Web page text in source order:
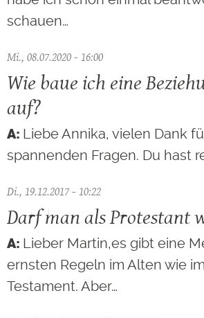
schauen…
Mi., 08.07.2020 - 16:00
Wie baue ich eine
auf?
Liebe Annika, vielen Dank
spannenden Fragen. Du hast
Di., 19.12.2017 - 10:22
Darf man als Protestant
Lieber Martin,es gibt eine
ernsten Regeln im Alten wie
Testament. Aber…